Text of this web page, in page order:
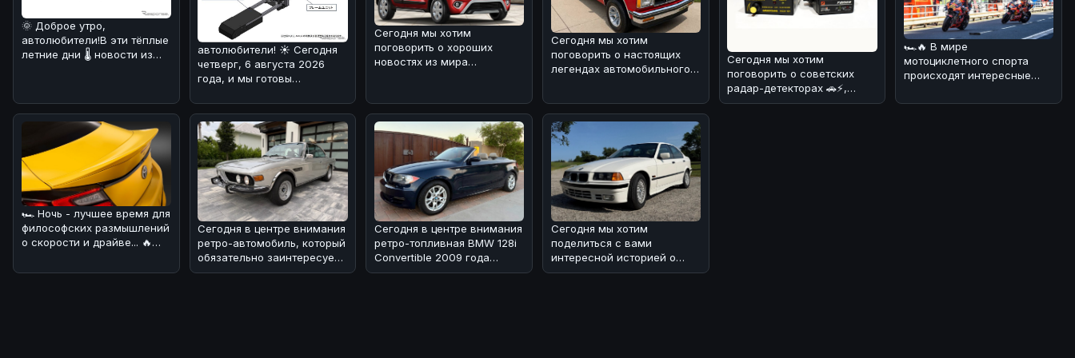
🌞 Доброе утро,
автолюбители!В эти тёплые
летние дни 🌡️ новости из
автолюбители! ☀️ Сегодня
четверг, 6 августа 2026
года, и мы готовы
интересной ново
Сегодня мы хотим
поговорить о хороших
новостях из мира
Maruti
Сегодня мы хотим
поговорить о настоящих
легендах автомобильного
Сегодня мы хотим
поговорить о советских
радар-детекторах 🚗⚡,
которые в конце прошлого
🏎🔥 В мире
мотоциклетного спорта
происходят интересные
преддверии нового сезона
🏎 Ночь - лучшее время для
философских размышлений
о скорости и драйве... 🔥
Сегодня в центре внимания
ретро-автомобиль, который
обязательно заинтересует
поклонников BMW! 🏎Речь
Сегодня в центре внимания
ретро-топливная BMW 128i
Convertible 2009 года
выпуска с 6-скоростной
Сегодня мы хотим
поделиться с вами
интересной историей о
редком экземпляре BMW